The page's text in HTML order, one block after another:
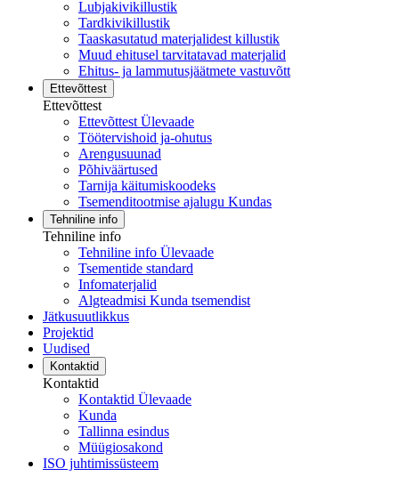
Lubjakivikillustik
Tardkivikillustik
Taaskasutatud materjalidest killustik
Muud ehitusel tarvitatavad materjalid
Ehitus- ja lammutusjäätmete vastuvõtt
Ettevõttest
Ettevõttest
Ettevõttest Ülevaade
Töötervishoid ja-ohutus
Arengusuunad
Põhiväärtused
Tarnija käitumiskoodeks
Tsemenditootmise ajalugu Kundas
Tehniline info
Tehniline info
Tehniline info Ülevaade
Tsementide standard
Infomaterjalid
Algteadmisi Kunda tsemendist
Jätkusuutlikkus
Projektid
Uudised
Kontaktid
Kontaktid
Kontaktid Ülevaade
Kunda
Tallinna esindus
Müügiosakond
ISO juhtimissüsteem